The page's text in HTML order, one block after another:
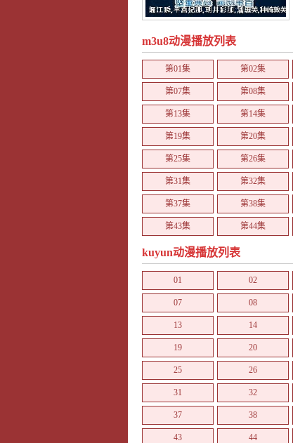
m3u8动漫播放列表
第01集 第02集
第07集 第08集
第13集 第14集
第19集 第20集
第25集 第26集
第31集 第32集
第37集 第38集
第43集 第44集
第49集
kuyun动漫播放列表
01 02
07 08
13 14
19 20
25 26
31 32
37 38
43 44